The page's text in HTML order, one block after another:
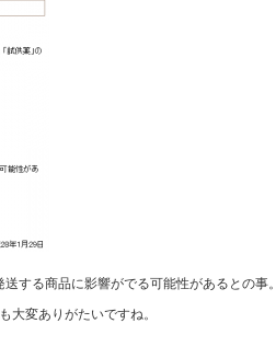
する商品に影響がでる可能性があるとの事。
大変ありがたいですね。